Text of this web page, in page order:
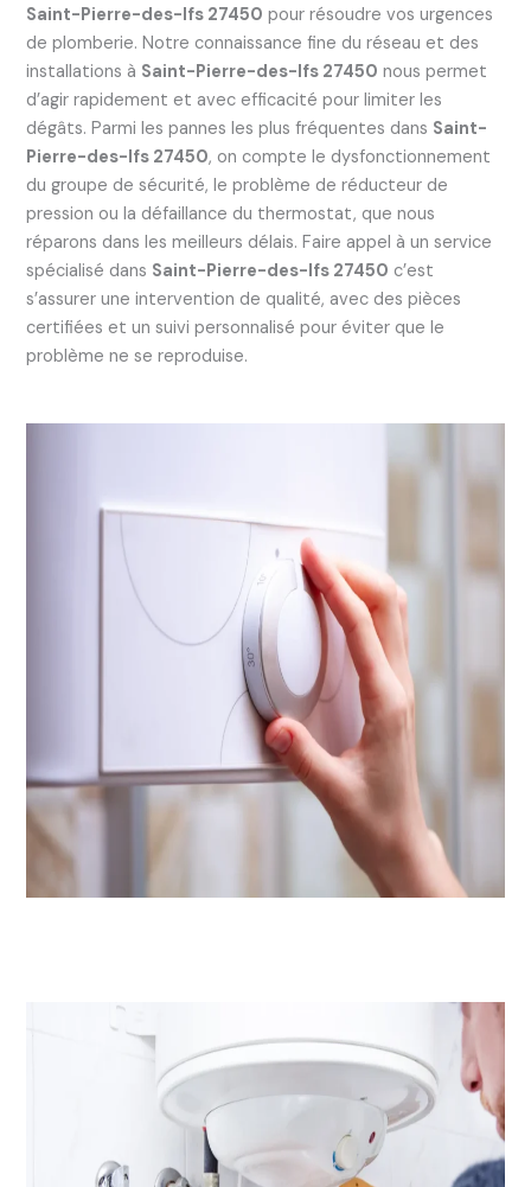
Saint-Pierre-des-Ifs 27450 pour résoudre vos urgences
de plomberie. Notre connaissance fine du réseau et des
installations à Saint-Pierre-des-Ifs 27450 nous permet
d’agir rapidement et avec efficacité pour limiter les
dégâts. Parmi les pannes les plus fréquentes dans Saint-
Pierre-des-Ifs 27450, on compte le dysfonctionnement
du groupe de sécurité, le problème de réducteur de
pression ou la défaillance du thermostat, que nous
réparons dans les meilleurs délais. Faire appel à un service
spécialisé dans Saint-Pierre-des-Ifs 27450 c’est
s’assurer une intervention de qualité, avec des pièces
certifiées et un suivi personnalisé pour éviter que le
problème ne se reproduise.